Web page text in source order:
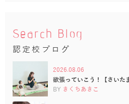
Search Blog
認定校ブログ
2026.08.06
欲張っていこう！【さいた
BY きくちあきこ